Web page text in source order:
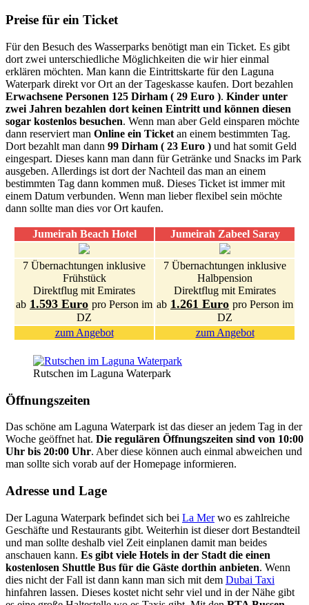
Preise für ein Ticket
Für den Besuch des Wasserparks benötigt man ein Ticket. Es gibt
dort zwei unterschiedliche Möglichkeiten die wir hier einmal
erklären möchten. Man kann die Eintrittskarte für den Laguna
Waterpark direkt vor Ort an der Tageskasse kaufen. Dort bezahlen
Erwachsene Personen 125 Dirham ( 29 Euro ). Kinder unter
zwei Jahren bezahlen dort keinen Eintritt und können diesen
sogar kostenlos besuchen. Wenn man aber Geld einsparen möchte
dann reserviert man Online ein Ticket an einem bestimmten Tag.
Dort bezahlt man dann 99 Dirham ( 23 Euro ) und hat somit Geld
eingespart. Dieses kann man dann für Getränke und Snacks im Park
ausgeben. Allerdings ist dort der Nachteil das man an einem
bestimmten Tag dann kommen muß. Dieses Ticket ist immer mit
einem Datum verbunden. Wenn man lieber flexibel sein möchte
dann sollte man dies vor Ort kaufen.
Jumeirah Beach Hotel Jumeirah Zabeel Saray
7 Übernachtungen inklusive
Frühstück
Direktflug mit Emirates
ab 1.593 Euro pro Person im
DZ
7 Übernachtungen inklusive
Halbpension
Direktflug mit Emirates
ab 1.261 Euro pro Person im
DZ
zum Angebot
zum Angebot
Rutschen im Laguna Waterpark
Öffnungszeiten
Das schöne am Laguna Waterpark ist das dieser an jedem Tag in der
Woche geöffnet hat. Die regulären Öffnungszeiten sind von 10:00
Uhr bis 20:00 Uhr. Aber diese können auch einmal abweichen und
man sollte sich vorab auf der Homepage informieren.
Adresse und Lage
Der Laguna Waterpark befindet sich bei La Merwo es zahlreiche
Geschäfte und Restaurants gibt. Weiterhin ist dieser dort Bestandteil
und man sollte deshalb viel Zeit einplanen damit man beides
anschauen kann. Es gibt viele Hotels in der Stadt die einen
kostenlosen Shuttle Bus für die Gäste dorthin anbieten. Wenn
dies nicht der Fall ist dann kann man sich mit dem Dubai Taxi
hinfahren lassen. Dieses kostet nicht sehr viel und in der Nähe gibt